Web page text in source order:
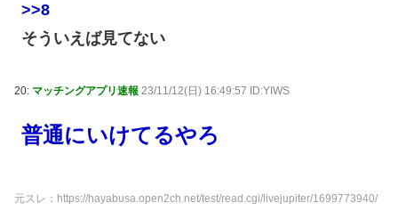
>>8
そういえば見てない
20: マッチングアプリ速報 23/11/12(日) 16:49:57 ID:YIWS
普通にいけてるやろ
元スレ：https://hayabusa.open2ch.net/test/read.cgi/livejupiter/1699773940/